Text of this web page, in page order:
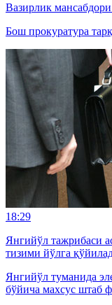
Вазирлик
Бош прокуратура
18:29
Янгийўл тажрибаси
тизими йўлга
Янгийўл туманида
бўйича махсус штаб